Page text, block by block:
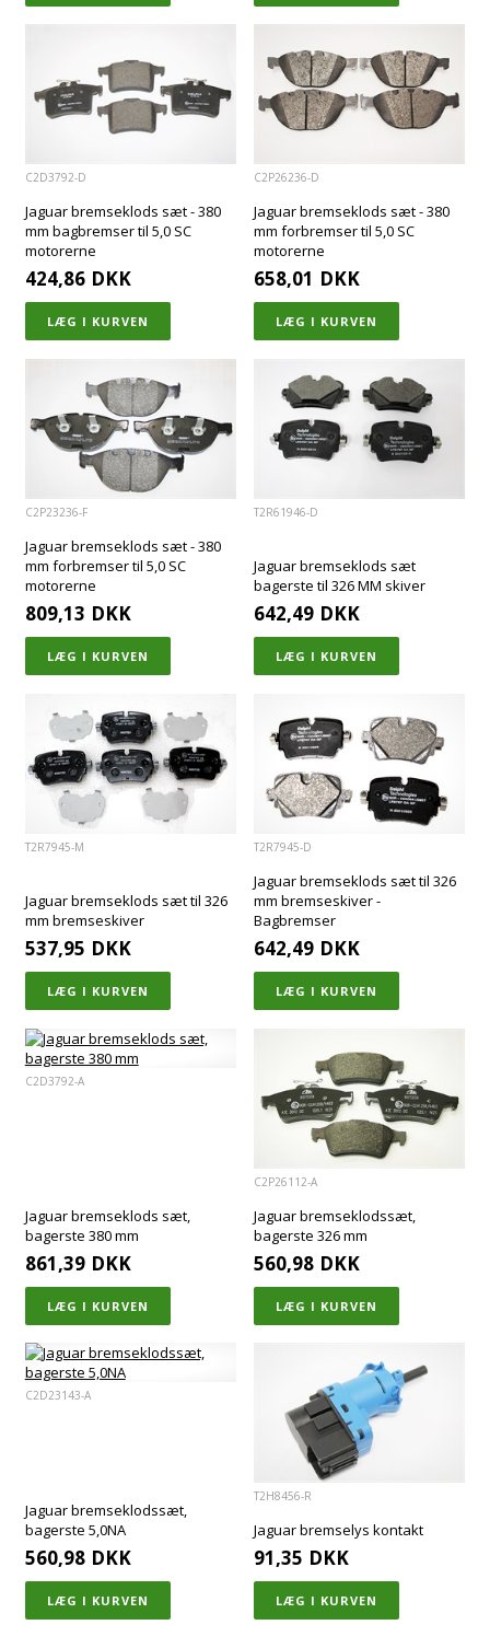
C2D3792-D
Jaguar bremseklods sæt - 380
mm bagbremser til 5,0 SC
motorerne
424,86 DKK
C2P26236-D
Jaguar bremseklods sæt - 380
mm forbremser til 5,0 SC
motorerne
658,01 DKK
C2P23236-F
Jaguar bremseklods sæt - 380
mm forbremser til 5,0 SC
motorerne
809,13 DKK
T2R61946-D
Jaguar bremseklods sæt
bagerste til 326 MM skiver
642,49 DKK
T2R7945-M
Jaguar bremseklods sæt til 326
mm bremseskiver
537,95 DKK
T2R7945-D
Jaguar bremseklods sæt til 326
mm bremseskiver -
Bagbremser
642,49 DKK
C2D3792-A
Jaguar bremseklods sæt,
bagerste 380 mm
861,39 DKK
C2P26112-A
Jaguar bremseklodssæt,
bagerste 326 mm
560,98 DKK
C2D23143-A
Jaguar bremseklodssæt,
bagerste 5,0NA
560,98 DKK
T2H8456-R
Jaguar bremselys kontakt
91,35 DKK